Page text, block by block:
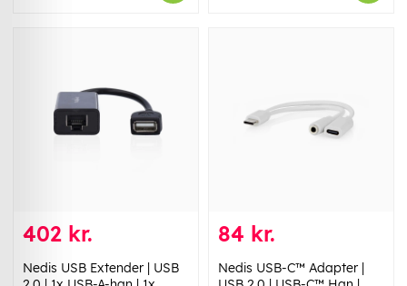
402 kr.
Nedis USB Extender | USB
84 kr.
Nedis USB-C™ Adapter |